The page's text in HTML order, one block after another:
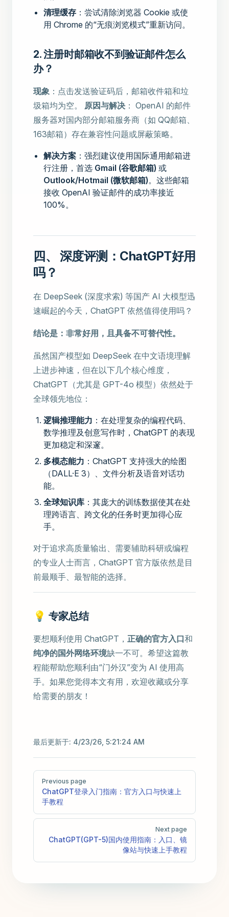
清理缓存 ：尝试清除浏览器 Cookie 或使
用 Chrome 的“无痕浏览模式”重新访问。
2. 注册时邮箱收不到验证邮件怎么
办？
现象 ：点击发送验证码后，邮箱收件箱和垃
圾箱均为空。 原因与解决 ： OpenAI 的邮件
服务器对国内部分邮箱服务商（如 QQ邮箱、
163邮箱）存在兼容性问题或屏蔽策略。
解决方案 ：强烈建议使用国际通用邮箱进
行注册，首选 Gmail (谷歌邮箱) 或
Outlook/Hotmail (微软邮箱)。这些邮箱
接收 OpenAI 验证邮件的成功率接近
100%。
四、 深度评测：ChatGPT好用
吗？
在 DeepSeek (深度求索) 等国产 AI 大模型迅
速崛起的今天，ChatGPT 依然值得使用吗？
结论是：非常好用，且具备不可替代性。
虽然国产模型如 DeepSeek 在中文语境理解
上进步神速，但在以下几个核心维度，
ChatGPT（尤其是 GPT-4o 模型）依然处于
全球领先地位：
逻辑推理能力 ：在处理复杂的编程代码、
数学推理及创意写作时，ChatGPT 的表现
更加稳定和深邃。
多模态能力 ：ChatGPT 支持强大的绘图
（DALL·E 3）、文件分析及语音对话功
能。
全球知识库 ：其庞大的训练数据使其在处
理跨语言、跨文化的任务时更加得心应
手。
对于追求高质量输出、需要辅助科研或编程
的专业人士而言，ChatGPT 官方版依然是目
前最顺手、最智能的选择。
💡 专家总结
要想顺利使用 ChatGPT， 正确的官方入口和
纯净的国外网络环境缺一不可。希望这篇教
程能帮助您顺利由“门外汉”变为 AI 使用高
手。如果您觉得本文有用，欢迎收藏或分享
给需要的朋友！
最后更新于: 4/23/26, 5:21:24 AM
Pager
Previous page
ChatGPT登录入门指南：官方入口与快速上
手教程
Next page
ChatGPT(GPT-5)国内使用指南：入口、镜
像站与快速上手教程